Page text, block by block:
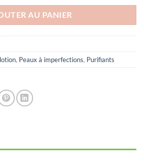
AU PANIER
, Peaux à imperfections, Purifiants